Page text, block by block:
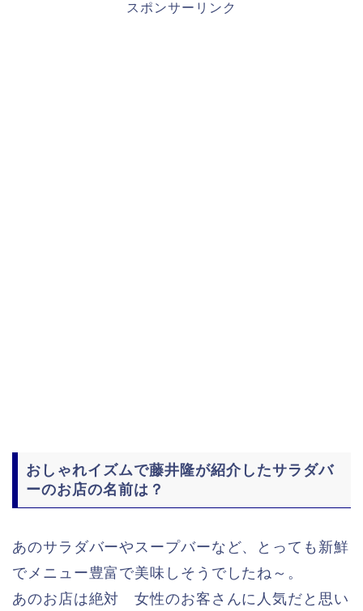
スポンサーリンク
おしゃれイズムで藤井隆が紹介したサラダバ
ーのお店の名前は？
あのサラダバーやスープバーなど、とっても新鮮
でメニュー豊富で美味しそうでしたね～。
あのお店は絶対 女性のお客さんに人気だと思い